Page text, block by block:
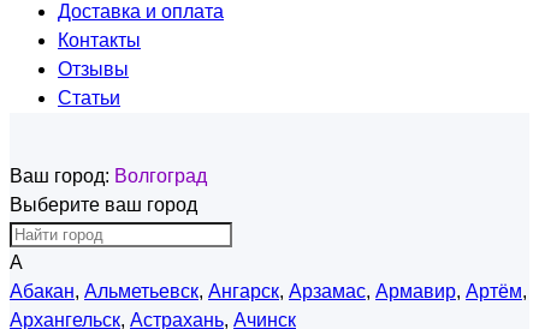
Доставка и оплата
Контакты
Отзывы
Статьи
Ваш город: Волгоград
Выберите ваш город
А
Абакан, Альметьевск, Ангарск, Арзамас, Армавир, Артём,
Архангельск, Астрахань, Ачинск